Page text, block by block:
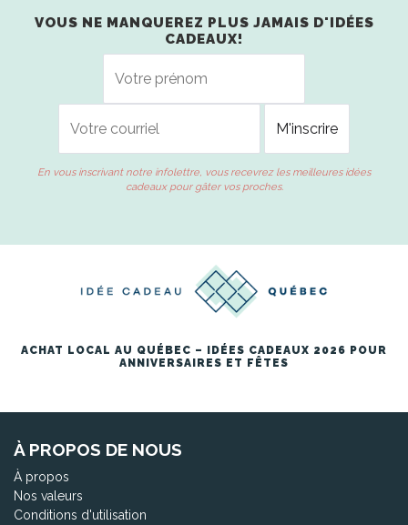
VOUS NE MANQUEREZ PLUS JAMAIS D'IDÉES
CADEAUX!
En vous inscrivant notre infolettre, vous recevrez les meilleures idées
cadeaux pour gâter vos proches.
ACHAT LOCAL AU QUÉBEC – IDÉES CADEAUX 2026 POUR
ANNIVERSAIRES ET FÊTES
À PROPOS DE NOUS
À propos
Nos valeurs
Conditions d'utilisation